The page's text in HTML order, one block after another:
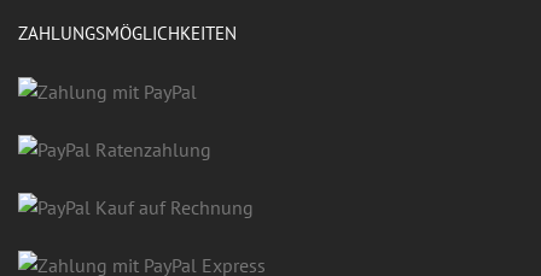
ZAHLUNGSMÖGLICHKEITEN